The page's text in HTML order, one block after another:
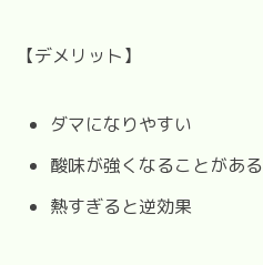
【デメリット】
ダマになりやすい
酸味が強くなることがある
熱すぎると逆効果